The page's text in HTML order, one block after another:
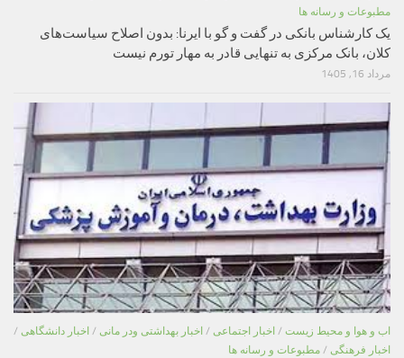
مطبوعات و رسانه ها
یک کارشناس بانکی در گفت و گو با ایرنا: بدون اصلاح سیاست‌های
کلان، بانک مرکزی به تنهایی قادر به مهار تورم نیست
مرداد 16, 1405
اب و هوا و محیط زیست / اخبار اجتماعی / اخبار بهداشتی ودر مانی / اخبار دانشگاهی /
اخبار فرهنگی / مطبوعات و رسانه ها